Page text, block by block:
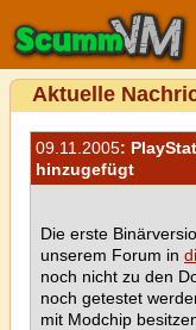
Aktuelle
09.11.2005:
hinzugefügt
Die erste
unserem Forum in
noch nicht zu den
noch getestet
mit Modchip